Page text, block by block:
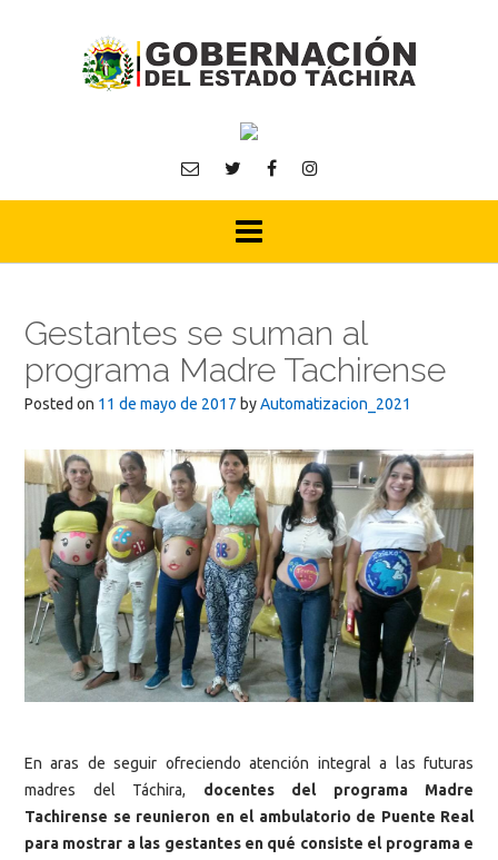
Gestantes se suman al
programa Madre Tachirense
Posted on 11 de mayo de 2017 byAutomatizacion_2021
En aras de seguir ofreciendo atención integral a las futuras
madres del Táchira, docentes del programa Madre
Tachirense se reunieron en el ambulatorio de Puente Real
para mostrar a las gestantes en qué consiste el programa e